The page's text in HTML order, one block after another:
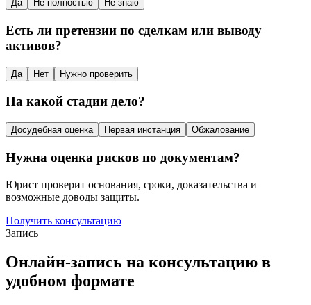
Да Не полностью Не знаю
Есть ли претензии по сделкам или выводу
активов?
Да Нет Нужно проверить
На какой стадии дело?
Досудебная оценка Первая инстанция Обжалование
Нужна оценка рисков по документам?
Юрист проверит основания, сроки, доказательства и
возможные доводы защиты.
Получить консультацию
Запись
Онлайн-запись на консультацию в
удобном формате